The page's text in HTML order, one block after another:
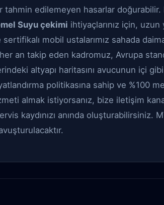
tahmin edilemeyen hasarlar doğurabilir.
Suyu çekimi ihtiyaçlarınız için,
mobil ustalarımız sahada
an takip eden kadromuz, Avrupa
altyapı haritasını avucunun içi
politikasına sahip ve %100
almak istiyorsanız, bize iletişim
kaydınızı anında oluşturabilirsiniz.